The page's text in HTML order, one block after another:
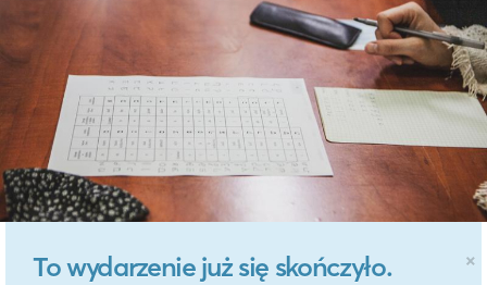
×
To wydarzenie już się skończyło.